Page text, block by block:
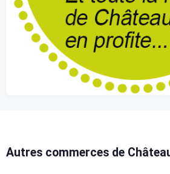
Autres commerces de